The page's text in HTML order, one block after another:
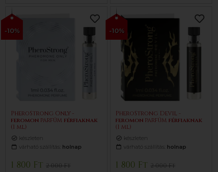
-10%
PheroStrong Only -
feromon parfüm férfiaknak
(1 ml)
készleten
várható szállítás: holnap
1 800 Ft2 000 Ft
-10%
PheroStrong Devil -
feromon parfüm férfiaknak
(1 ml)
készleten
várható szállítás: holnap
1 800 Ft2 000 Ft